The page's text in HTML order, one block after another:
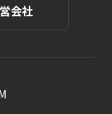
会社